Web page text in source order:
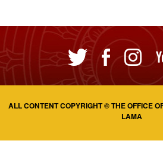
ALL CONTENT COPYRIGHT © THE OFFICE
LAMA